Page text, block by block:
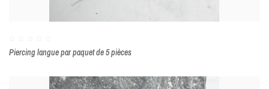
Piercing langue par paquet de 5 pièces